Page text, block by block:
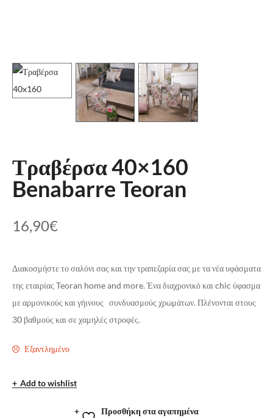
Τραβέρσα 40×160
Benabarre Teoran
16,90€
Διακοσμήστε το σαλόνι σας και την τραπεζαρία σας με τα νέα υφάσματα
της εταιρίας Teoran homeand more. Ένα διαχρονικό και chic ύφασμα
με αρμονικούς και γήινους συνδυασμούς χρωμάτων. Πλένονται στους
30 βαθμούς και σε χαμηλές στροφές.
Εξαντλημένο
Add to wishlist
Προσθήκη στα αγαπημένα